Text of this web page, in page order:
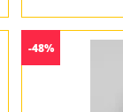
-48%